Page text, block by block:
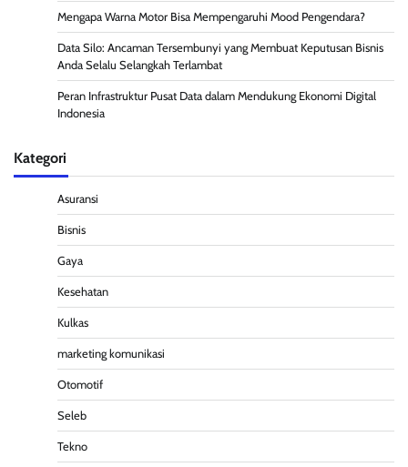
Mengapa Warna Motor Bisa Mempengaruhi Mood Pengendara?
Data Silo: Ancaman Tersembunyi yang Membuat Keputusan Bisnis
Anda Selalu Selangkah Terlambat
Peran Infrastruktur Pusat Data dalam Mendukung Ekonomi Digital
Indonesia
Kategori
Asuransi
Bisnis
Gaya
Kesehatan
Kulkas
marketing komunikasi
Otomotif
Seleb
Tekno